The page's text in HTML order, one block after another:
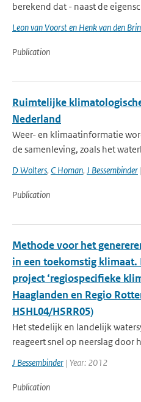
berekend dat - naast de
Leon van Voorst en Henk van den
Publication
Ruimtelijke
Nederland
Weer- en klimaatinformatie
de samenleving, zoals het
D Wolters, C Homan, J Bessembinder
Publication
Methode voor het
in een toekomstig klimaat.
project ‘regiospecifieke
Haaglanden en Regio
HSHL04/HSRR05)
Het stedelijk en landelijk
reageert snel op neerslag door
J Bessembinder | Year: 2012
Publication